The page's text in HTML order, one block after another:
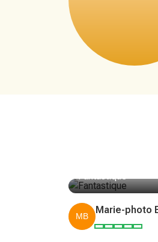
Fantastique
Marie-photo